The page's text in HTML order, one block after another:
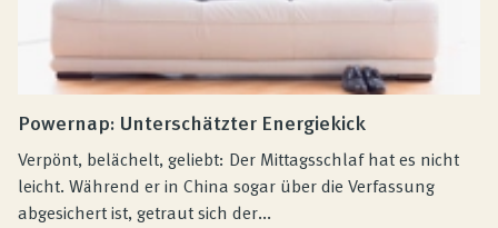
Powernap: Unterschätzter Energiekick
Verpönt, belächelt, geliebt: Der Mittagsschlaf hat es nicht
leicht. Während er in China sogar über die Verfassung
abgesichert ist, getraut sich der...